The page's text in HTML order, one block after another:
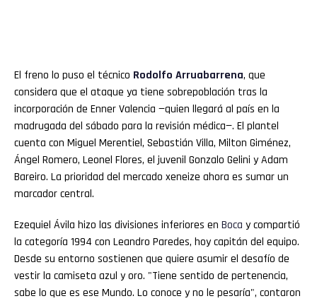
El freno lo puso el técnico Rodolfo Arruabarrena, que
considera que el ataque ya tiene sobrepoblación tras la
incorporación de Enner Valencia —quien llegará al país en la
madrugada del sábado para la revisión médica—. El plantel
cuenta con Miguel Merentiel, Sebastián Villa, Milton Giménez,
Ángel Romero, Leonel Flores, el juvenil Gonzalo Gelini y Adam
Bareiro. La prioridad del mercado xeneize ahora es sumar un
marcador central.
Ezequiel Ávila hizo las divisiones inferiores en Boca y compartió
la categoría 1994 con Leandro Paredes, hoy capitán del equipo.
Desde su entorno sostienen que quiere asumir el desafío de
vestir la camiseta azul y oro. "Tiene sentido de pertenencia,
sabe lo que es ese Mundo. Lo conoce y no le pesaría", contaron